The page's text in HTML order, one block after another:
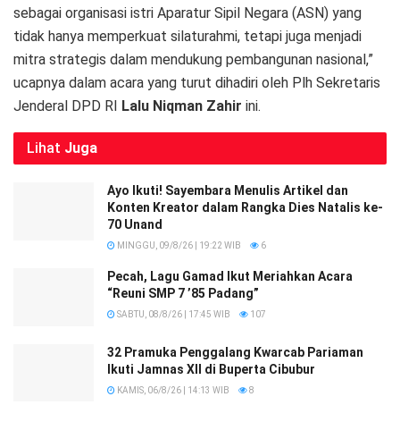
sebagai organisasi istri Aparatur Sipil Negara (ASN) yang
tidak hanya memperkuat silaturahmi, tetapi juga menjadi
mitra strategis dalam mendukung pembangunan nasional,”
ucapnya dalam acara yang turut dihadiri oleh Plh Sekretaris
Jenderal DPD RI
Lalu Niqman Zahir ini.
Lihat Juga
Ayo Ikuti! Sayembara Menulis Artikel dan
Konten Kreator dalam Rangka Dies Natalis ke-
70 Unand
MINGGU, 09/8/26 | 19:22 WIB 6
Pecah, Lagu Gamad Ikut Meriahkan Acara
“Reuni SMP 7 ’85 Padang”
SABTU, 08/8/26 | 17:45 WIB 107
32 Pramuka Penggalang Kwarcab Pariaman
Ikuti Jamnas XII di Buperta Cibubur
KAMIS, 06/8/26 | 14:13 WIB 8